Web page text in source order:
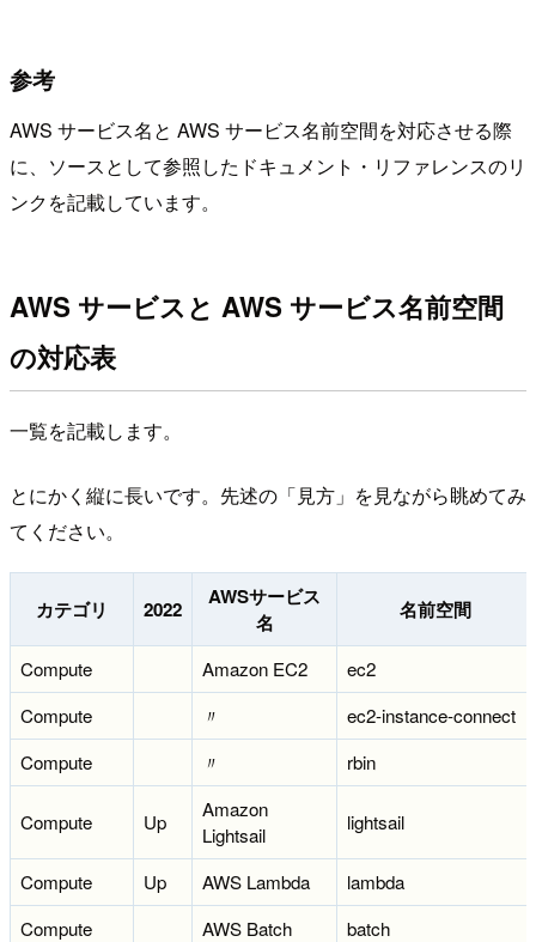
参考
AWS サービス名と AWS サービス名前空間を対応させる際
に、ソースとして参照したドキュメント・リファレンスのリ
ンクを記載しています。
AWS サービスと AWS サービス名前空間
の対応表
一覧を記載します。
とにかく縦に長いです。先述の「見方」を見ながら眺めてみ
てください。
カテゴリ 2022
AWSサービス
名
名前空間
Compute Amazon EC2
ec2
Compute
〃
ec2-instance-connect
Compute
〃 rbin
Compute Up
Amazon
Lightsail
lightsail
Compute Up AWS Lambda
lambda
Compute
AWS Batch batch